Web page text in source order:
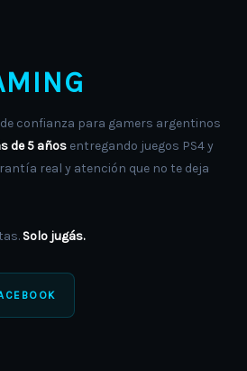
confianza para gamers argentinos
de 5 años entregando juegos PS4 y
real y atención que no te deja
Solo jugás.